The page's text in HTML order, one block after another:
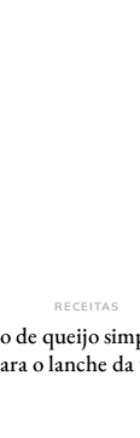
RECEITAS
de queijo
o lanche